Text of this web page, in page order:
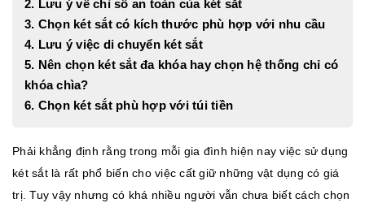
2. Lưu ý về chỉ số an toàn của két sắt
3. Chọn két sắt có kích thước phù hợp với nhu cầu
4. Lưu ý việc di chuyển két sắt
5. Nên chọn két sắt đa khóa hay chọn hệ thống chỉ có
khóa chìa?
6. Chọn két sắt phù hợp với túi tiền
Phải khẳng định rằng trong mỗi gia đình hiện nay việc sử dụng
két sắt là rất phổ biến cho việc cất giữ những vật dụng có giá
trị. Tuy vậy nhưng có khá nhiều người vẫn chưa biết cách chọn